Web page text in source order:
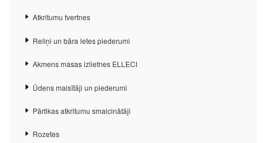
Atkritumu tvertnes
Reliņi un bāra letes piederumi
Akmens masas izlietnes ELLECI
Ūdens maisītāji un piederumi
Pārtikas atkritumu smalcinātāji
Rozetes